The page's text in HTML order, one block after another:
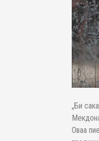
„Би
Оваа